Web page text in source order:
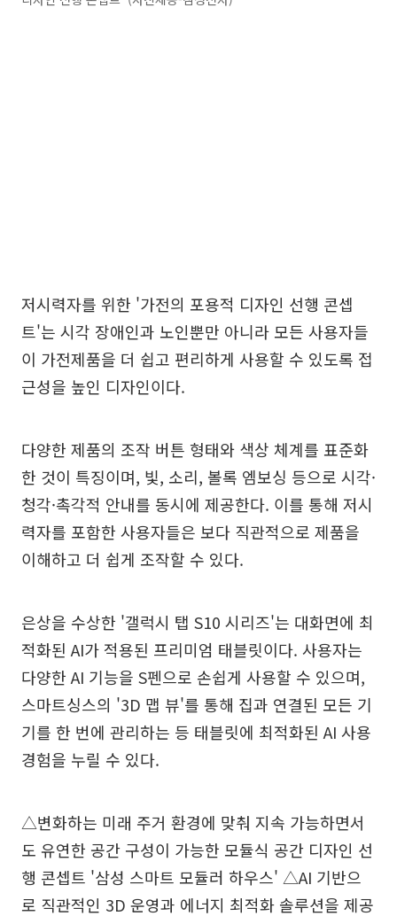
저시력자를 위한 '가전의 포용적 디자인 선행 콘셉
트'는 시각 장애인과 노인뿐만 아니라 모든 사용자들
이 가전제품을 더 쉽고 편리하게 사용할 수 있도록 접
근성을 높인 디자인이다.
다양한 제품의 조작 버튼 형태와 색상 체계를 표준화
한 것이 특징이며, 빛, 소리, 볼록 엠보싱 등으로 시각·
청각·촉각적 안내를 동시에 제공한다. 이를 통해 저시
력자를 포함한 사용자들은 보다 직관적으로 제품을
이해하고 더 쉽게 조작할 수 있다.
은상을 수상한 '갤럭시 탭 S10 시리즈'는 대화면에 최
적화된 AI가 적용된 프리미엄 태블릿이다. 사용자는
다양한 AI 기능을 S펜으로 손쉽게 사용할 수 있으며,
스마트싱스의 '3D 맵 뷰'를 통해 집과 연결된 모든 기
기를 한 번에 관리하는 등 태블릿에 최적화된 AI 사용
경험을 누릴 수 있다.
△변화하는 미래 주거 환경에 맞춰 지속 가능하면서
도 유연한 공간 구성이 가능한 모듈식 공간 디자인 선
행 콘셉트 '삼성 스마트 모듈러 하우스' △AI 기반으
로 직관적인 3D 운영과 에너지 최적화 솔루션을 제공